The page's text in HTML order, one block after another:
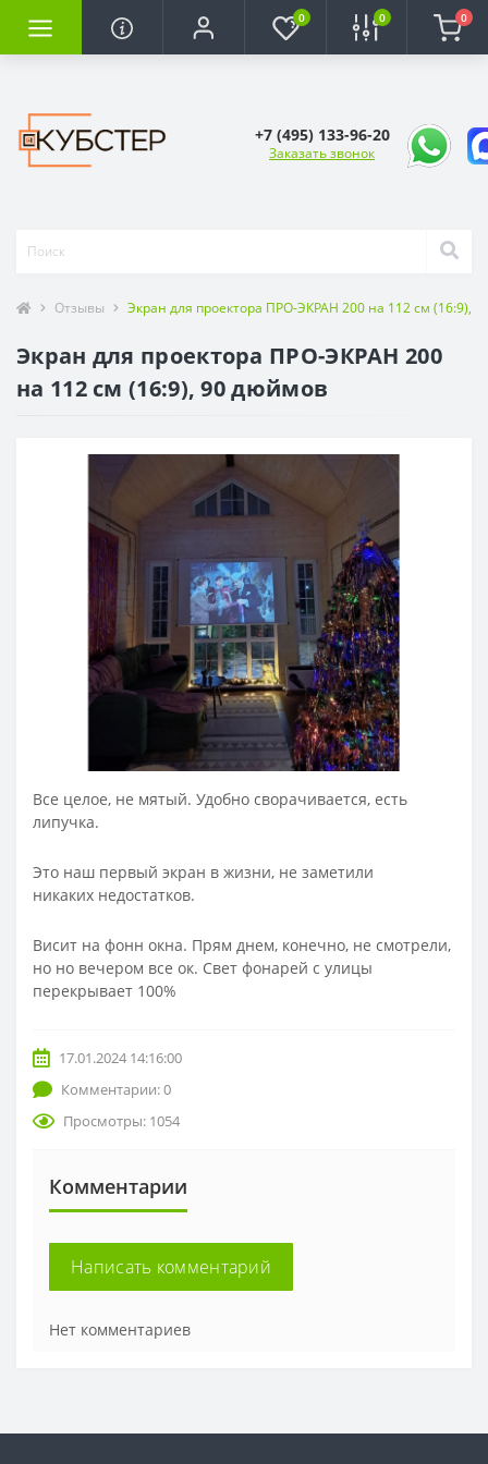
0 0 0
+7 (495) 133-96-20
Заказать звонок
Отзывы Экран для проектора ПРО-ЭКРАН 200 на 112 см (16:9),
Экран для проектора ПРО-ЭКРАН 200
на 112 см (16:9), 90 дюймов
Все целое, не мятый. Удобно сворачивается, есть
липучка.
Это наш первый экран в жизни, не заметили
никаких недостатков.
Висит на фонн окна. Прям днем, конечно, не смотрели,
но но вечером все ок. Свет фонарей с улицы
перекрывает 100%
17.01.2024 14:16:00
Комментарии: 0
Просмотры: 1054
Комментарии
Написать комментарий
Нет комментариев